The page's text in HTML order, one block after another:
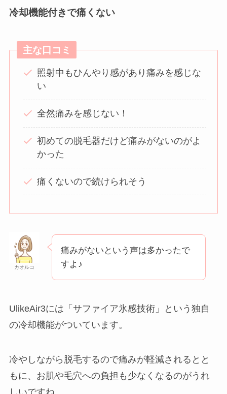
冷却機能付きで痛くない
主な口コミ
照射中もひんやり感があり痛みを感じな
い
全然痛みを感じない！
初めての脱毛器だけど痛みがないのがよ
かった
痛くないので続けられそう
カオルコ
痛みがないという声は多かったで
すよ♪
UlikeAir3には「サファイア氷感技術」という独自
の冷却機能がついています。
冷やしながら脱毛するので痛みが軽減されるとと
もに、お肌や毛穴への負担も少なくなるのがうれ
しいですね。